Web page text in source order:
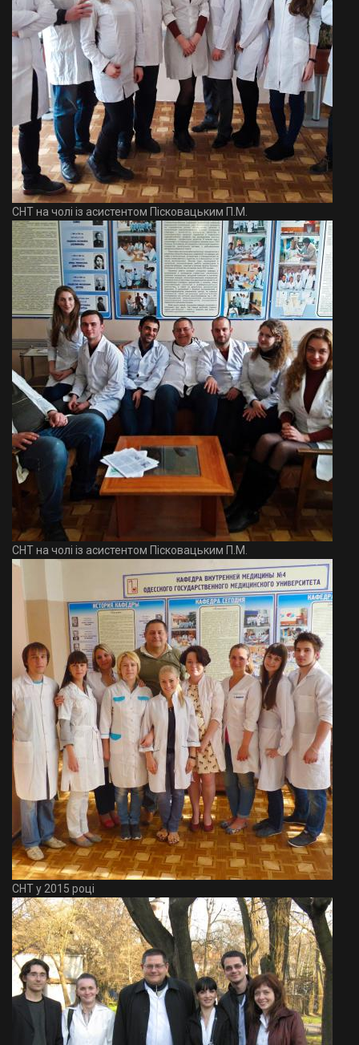
СНТ на чолі із асистентом Пісковацьким П.М.
СНТ на чолі із асистентом Пісковацьким П.М.
СНТ у 2015 році